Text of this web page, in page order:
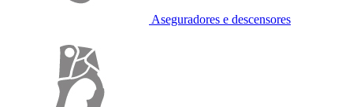
Aseguradores e descensores